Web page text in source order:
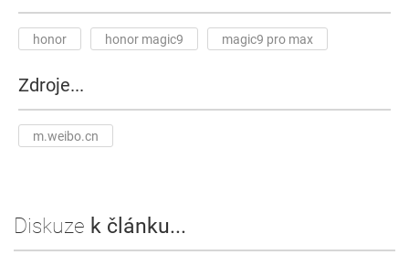
honor honor magic9 magic9 pro max
Zdroje...
m.weibo.cn
Diskuze k článku...